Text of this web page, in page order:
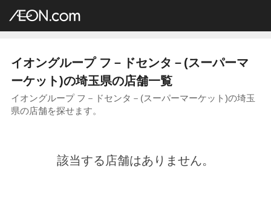
イオングループ店舗一覧
イオングループ フ－ドセンタ－(スーパーマ
ーケット)の埼玉県の店舗一覧
イオングループ フ－ドセンタ－(スーパーマーケット)の埼玉
県の店舗を探せます。
該当する店舗はありません。